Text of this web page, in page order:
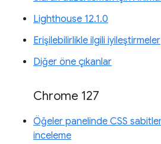
Lighthouse 12.1.0
Erişilebilirlikle ilgili iyileştirmeler
Diğer öne çıkanlar
Chrome 127
Öğeler panelinde CSS
inceleme